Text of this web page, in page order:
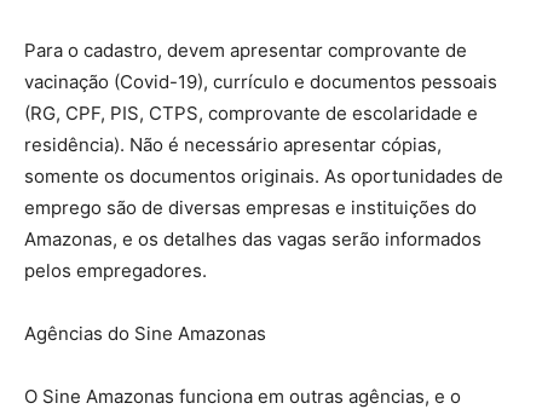
Para o cadastro, devem apresentar comprovante de
vacinação (Covid-19), currículo e documentos pessoais
(RG, CPF, PIS, CTPS, comprovante de escolaridade e
residência). Não é necessário apresentar cópias,
somente os documentos originais. As oportunidades de
emprego são de diversas empresas e instituições do
Amazonas, e os detalhes das vagas serão informados
pelos empregadores.
Agências do Sine Amazonas
O Sine Amazonas funciona em outras agências, e o